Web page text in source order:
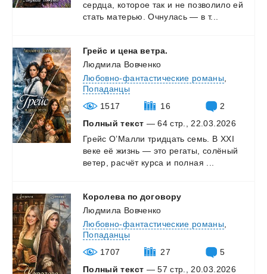
сердца,
которое так и не позволило ей
стать матерью. Очнулась — в т...
Грейс и цена ветра.
Людмила Вовченко
Любовно-фантастические романы
Попаданцы
1517
16
2
Полный текст — 64 стр., 22.03.2026
Грейс О’Малли тридцать семь. В XXI
веке её жизнь — это регаты,
солёный
ветер,
расчёт курса и полная
Королева по договору
Людмила Вовченко
Любовно-фантастические романы
Попаданцы
1707
27
5
Полный текст — 57 стр., 20.03.2026